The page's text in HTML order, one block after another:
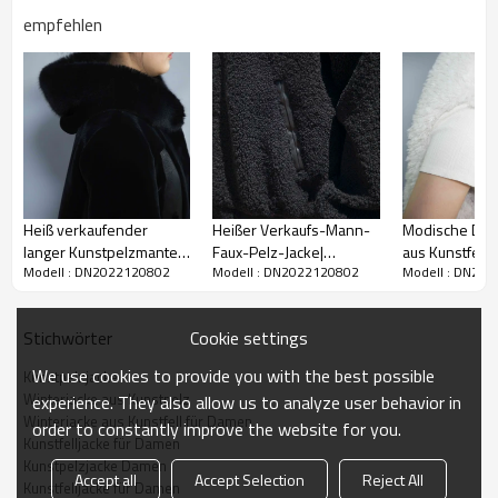
Heiße verkaufende braune
Kunstpelzjacke für Damen | Hersteller von
maßgeschneiderten Damen-
Verpackung:1 Stück im Polybeutel, flache Verpackung
Größe:
XS-3XL, unterstützt individuelle Größe
Hohe Qualität:Aus Kunstfell, gute Atmungsaktivität, Wärmespeicherung,
feuchtigkeitsbeständig, umweltfreundlich und harmlos. Spezielles
Stickdesign, leicht und weich, leichte Elastizität und langlebig.
Anwendung:YKK-Metallreißverschluss, Klebeband
empfehlen
Heiß verkaufender
langer Kunstpelzmantel
für Damen | Hersteller
Modell : DN2022120802
Heißer Verkaufs-Mann-
Faux-Pelz-Jacke|
Beliebte Design Herren
Modell : DN2022120802
Modische
aus Kunstfell
Design-
Modell :
Stichwörter
Kunstpelzjacke
Winterjacke aus Kunstpelz
Winterjacke aus Kunstfell für Damen
Kunstfelljacke für Damen
Kunstpelzjacke Damen
Kunstfelljacke für Damen
Cookie settings
We use cookies to provide you with the best possible
experience. They also allow us to analyze user behavior in
order to constantly improve the website for you.
Accept all Accept Selection Reject All